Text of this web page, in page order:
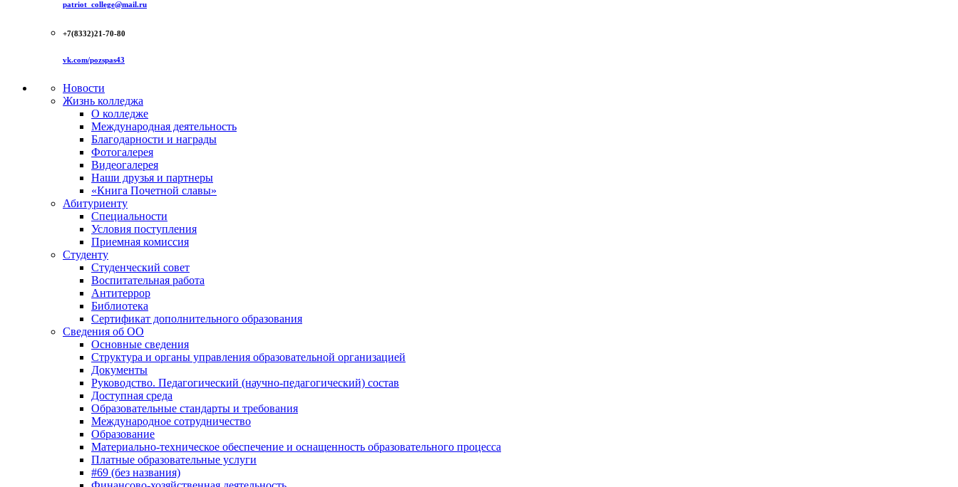
patriot_college@mail.ru
+7(8332)21-70-80
vk.com/pozspas43
Новости
Жизнь колледжа
О колледже
Международная деятельность
Благодарности и награды
Фотогалерея
Видеогалерея
Наши друзья и партнеры
«Книга Почетной славы»
Абитуриенту
Специальности
Условия поступления
Приемная комиссия
Студенту
Студенческий совет
Воспитательная работа
Антитеррор
Библиотека
Сертификат дополнительного образования
Сведения об ОО
Основные сведения
Структура и органы управления образовательной организацией
Документы
Руководство. Педагогический (научно-педагогический) состав
Доступная среда
Образовательные стандарты и требования
Международное сотрудничество
Образование
Материально-техническое обеспечение и оснащенность образовательного процесса
Платные образовательные услуги
#69 (без названия)